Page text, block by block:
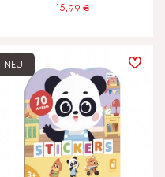
15,99 €
NEU